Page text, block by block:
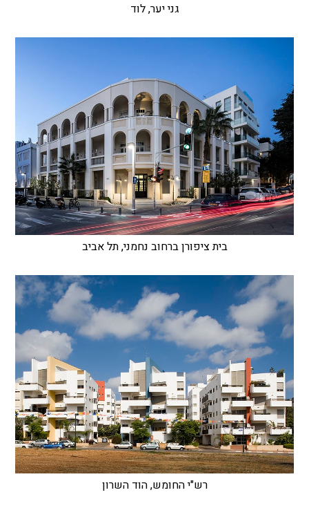
גני יער, לוד
בית ציפורן ברחוב נחמני, תל אביב
רש"י החומש, הוד השרון